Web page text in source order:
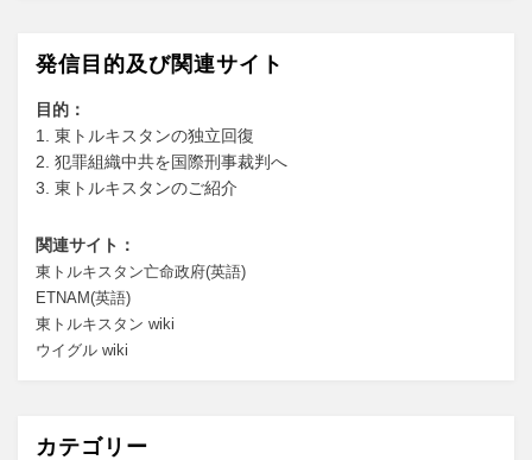
ョ
ン
発信目的及び関連サイト
目的：
1. 東トルキスタンの独立回復
2. 犯罪組織中共を国際刑事裁判へ
3. 東トルキスタンのご紹介
関連サイト：
東トルキスタン亡命政府(英語)
ETNAM(英語)
東トルキスタン wiki
ウイグル wiki
カテゴリー